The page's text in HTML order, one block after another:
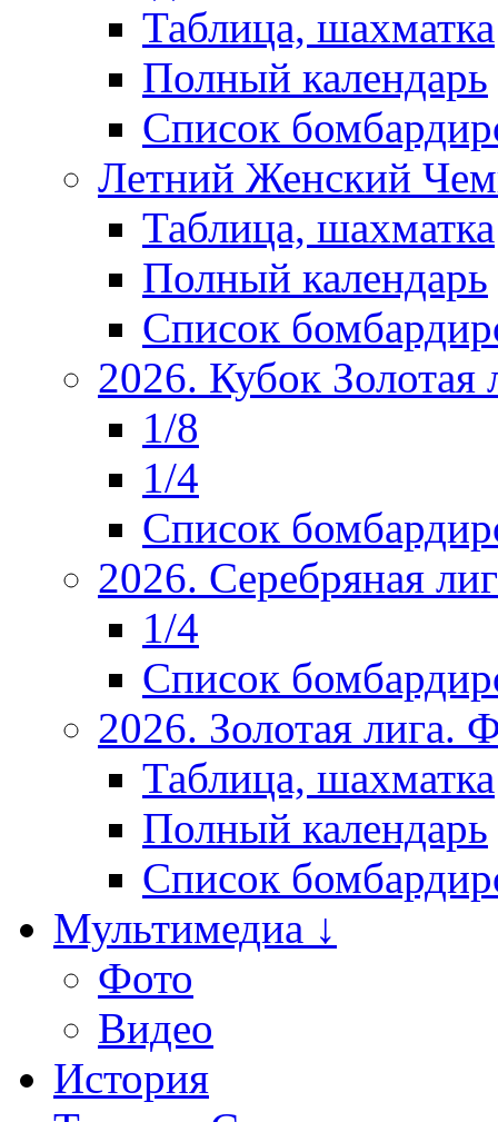
Таблица, шахматка
Полный календарь
Список
Летний Женский
Таблица, шахматка
Полный календарь
Список
2026. Кубок Золотая
1/8
1/4
Список
2026. Серебряная
1/4
Список
2026. Золотая
Таблица, шахматка
Полный календарь
Список
Мультимедиа ↓
Фото
Видео
История